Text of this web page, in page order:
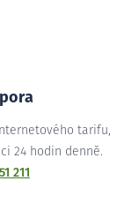
tarifu,
24 hodin denně.
211